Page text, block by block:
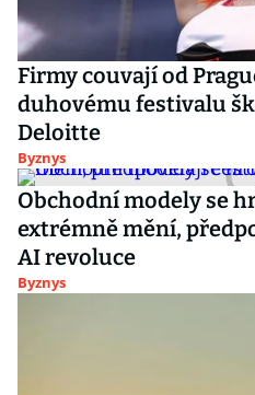
Firmy couvají od
duhovému festivalu
Deloitte
Byznys
Obchodní modely se
extrémně mění,
AI revoluce
Byznys